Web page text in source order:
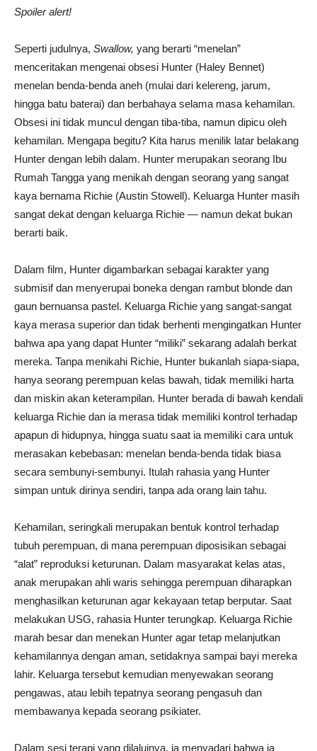
Spoiler alert!
Seperti judulnya, Swallow, yang berarti “menelan”
menceritakan mengenai obsesi Hunter (Haley Bennet)
menelan benda-benda aneh (mulai dari kelereng, jarum,
hingga batu baterai) dan berbahaya selama masa kehamilan.
Obsesi ini tidak muncul dengan tiba-tiba, namun dipicu oleh
kehamilan. Mengapa begitu? Kita harus menilik latar belakang
Hunter dengan lebih dalam. Hunter merupakan seorang Ibu
Rumah Tangga yang menikah dengan seorang yang sangat
kaya bernama Richie (Austin Stowell). Keluarga Hunter masih
sangat dekat dengan keluarga Richie — namun dekat bukan
berarti baik.
Dalam film, Hunter digambarkan sebagai karakter yang
submisif dan menyerupai boneka dengan rambut blonde dan
gaun bernuansa pastel. Keluarga Richie yang sangat-sangat
kaya merasa superior dan tidak berhenti mengingatkan Hunter
bahwa apa yang dapat Hunter “miliki” sekarang adalah berkat
mereka. Tanpa menikahi Richie, Hunter bukanlah siapa-siapa,
hanya seorang perempuan kelas bawah, tidak memiliki harta
dan miskin akan keterampilan. Hunter berada di bawah kendali
keluarga Richie dan ia merasa tidak memiliki kontrol terhadap
apapun di hidupnya, hingga suatu saat ia memiliki cara untuk
merasakan kebebasan: menelan benda-benda tidak biasa
secara sembunyi-sembunyi. Itulah rahasia yang Hunter
simpan untuk dirinya sendiri, tanpa ada orang lain tahu.
Kehamilan, seringkali merupakan bentuk kontrol terhadap
tubuh perempuan, di mana perempuan diposisikan sebagai
“alat” reproduksi keturunan. Dalam masyarakat kelas atas,
anak merupakan ahli waris sehingga perempuan diharapkan
menghasilkan keturunan agar kekayaan tetap berputar. Saat
melakukan USG, rahasia Hunter terungkap. Keluarga Richie
marah besar dan menekan Hunter agar tetap melanjutkan
kehamilannya dengan aman, setidaknya sampai bayi mereka
lahir. Keluarga tersebut kemudian menyewakan seorang
pengawas, atau lebih tepatnya seorang pengasuh dan
membawanya kepada seorang psikiater.
Dalam sesi terapi yang dilaluinya, ia menyadari bahwa ia